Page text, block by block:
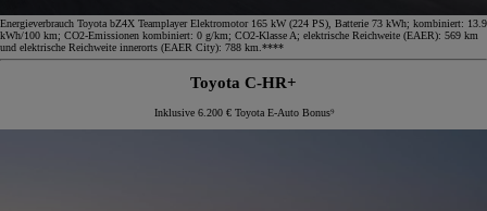
Energieverbrauch Toyota bZ4X Teamplayer Elektromotor 165 kW (224 PS), Batterie 73 kWh; kombiniert: 13.9
kWh/100 km; CO2-Emissionen kombiniert: 0 g/km; CO2-Klasse A; elektrische Reichweite (EAER): 569 km
und elektrische Reichweite innerorts (EAER City): 788 km.****
Toyota C-HR+
Inklusive 6.200 € Toyota E-Auto Bonus⁹